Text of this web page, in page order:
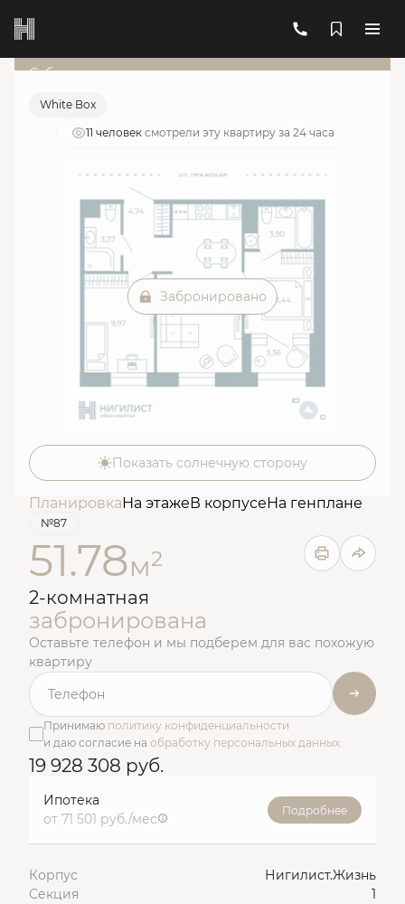
2-комнатная 19 928 308 руб.
Ипотека
Субсидированная ставка
White Box
11 человек смотрели эту квартиру за 24 часа
Забронировано
Показать солнечную сторону
ПланировкаНа этажеВ корпусеНа генплане
№87
51.78м2
2-комнатная
забронирована
Оставьте телефон и мы подберем для вас похожую
квартиру
Принимаю политику конфиденциальности
и даю согласие на обработку персональных данных
19 928 308 руб.
Ипотека
от 71 501 руб./мес
Подробнее
Корпус
Нигилист.Жизнь
Секция
1